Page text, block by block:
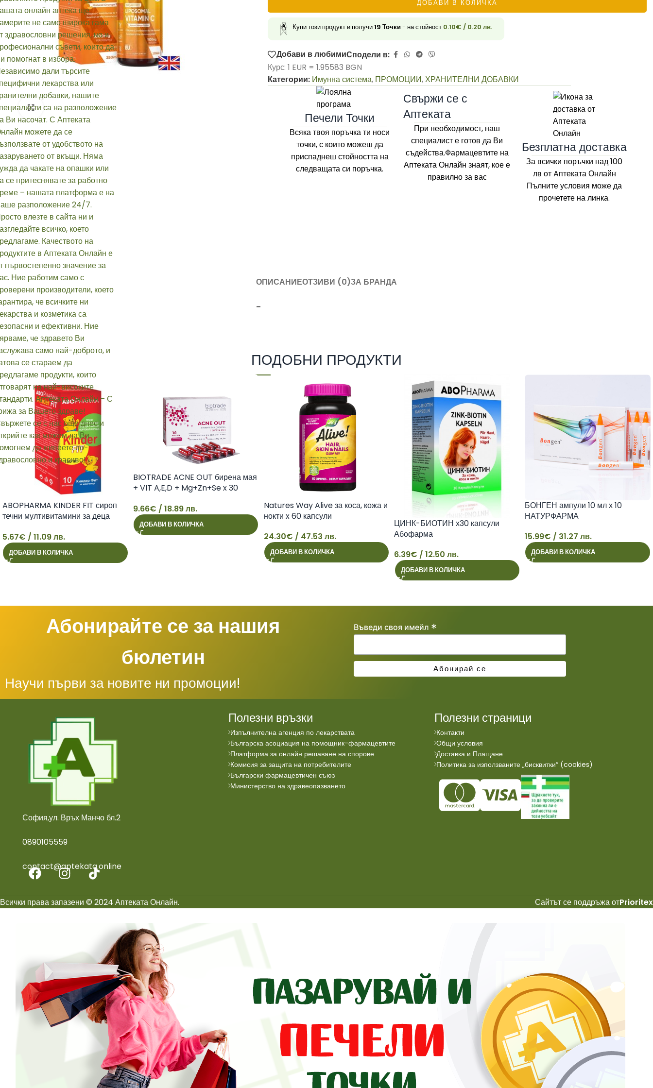
Click to enlarge
ДОБАВИ В КОЛИЧКА
Купи този продукт и получи19 Точки- на стойност 0.10€ / 0.20 лв.
Добави в любимиСподели в:
Курс: 1 EUR = 1.95583 BGN
Категории: Имунна система, ПРОМОЦИИ,ХРАНИТЕЛНИ ДОБАВКИ
Печели Точки
Всяка твоя поръчка ти носи
точки, с които можеш да
приспаднеш стойността на
следващата си поръчка.
Свържи се с
Аптеката
При необходимост, наш
специалист е готов да Ви
съдейства.Фармацевтите на
Аптеката Онлайн знаят, кое е
правилно за вас
Безплатна доставка
За всички поръчки над 100
лв от Aптеката Онлайн
Пълните условия може да
прочетете на линка.
ОПИСАНИЕОТЗИВИ (0)ЗА БРАНДА
–
ПОДОБНИ ПРОДУКТИ
ABOPHARMA KINDER FIT сироп
течни мултивитамини за деца
5.67€ / 11.09 лв.
ДОБАВИ В КОЛИЧКА
BIOTRADE ACNE OUT бирена мая
+ VIT A,E,D + Mg+Zn+Se x 30
9.66€ / 18.89 лв.
ДОБАВИ В КОЛИЧКА
Natures Way Alive за коса, кожа и
нокти x 60 капсули
24.30€ / 47.53 лв.
ДОБАВИ В КОЛИЧКА
ЦИНК-БИОТИН х30 капсули
Абофарма
6.39€ / 12.50 лв.
ДОБАВИ В КОЛИЧКА
БОНГЕН ампули 10 мл х 10
НАТУРФАРМА
15.99€ / 31.27 лв.
ДОБАВИ В КОЛИЧКА
Абонирайте се за нашия
бюлетин
Научи първи за новите ни промоции!
Въведи своя имейл *
София,ул. Връх Манчо бл.2
0890105559
contact@aptekata.online
Полезни връзки
Изпълнителна агенция по лекарствата
Българска асоциация на помощник-фармацевтите
Платформа за онлайн решаване на спорове
Комисия за защита на потребителите
Български фармацевтичен съюз
Министерство на здравеопазването
Полезни страници
Контакти
Общи условия
Доставка и Плащане
Политика за използваните „бисквитки“ (cookies)
Всички права запазени © 2024 Аптеката Онлайн. Сайтът се поддръжа отPrioritex